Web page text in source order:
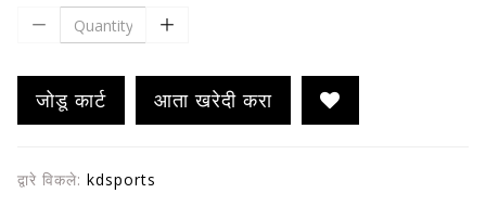
जोडू कार्ट आता खरेदी करा
द्वारे विकले: kdsports